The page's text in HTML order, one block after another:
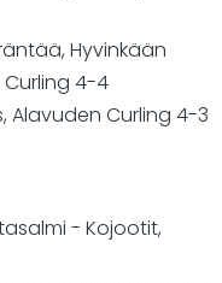
Hyvinkään
Curling 4-4
Alavuden Curling 4-3
- Kojootit,